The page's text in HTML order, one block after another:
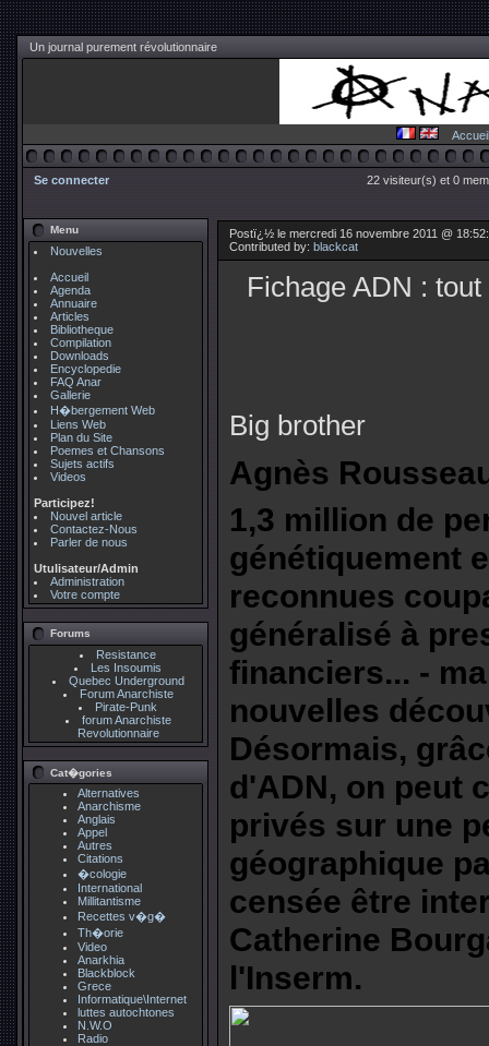
Un journal purement révolutionnaire
Accueil
Se connecter 22 visiteur(s) et 0
Menu
Nouvelles
Accueil
Agenda
Annuaire
Articles
Bibliotheque
Compilation
Downloads
Encyclopedie
FAQ Anar
Gallerie
H�bergement Web
Liens Web
Plan du Site
Poemes et Chansons
Sujets actifs
Videos
Participez!
Nouvel article
Contactez-Nous
Parler de nous
Utulisateur/Admin
Administration
Votre compte
Forums
Resistance
Les Insoumis
Quebec Underground
Forum Anarchiste
Pirate-Punk
forum Anarchiste
Revolutionnaire
Cat�gories
Alternatives
Anarchisme
Anglais
Appel
Autres
Citations
�cologie
International
Millitantisme
Recettes v�g�
Th�orie
Video
Anarkhia
Blackblock
Grece
Informatique\Internet
luttes autochtones
N.W.O
Radio
Postï¿½ le mercredi 16 novembre 2011 @
Contributed by: blackcat
Fichage ADN :
Big brother
Agnès
1,3 million de
génétiquement
reconnues
généralisé à
financiers... -
nouvelles
Désormais,
d'ADN, on peut
privés sur une
géographique
censée être
Catherine
l'Inserm.